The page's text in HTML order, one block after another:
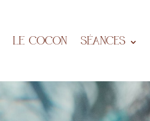
LE COCON Séances